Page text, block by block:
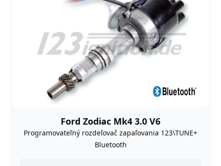
Ford Zodiac Mk4 3.0 V6
Programovateľný rozdeľovač zapaľovania 123\TUNE+
Bluetooth